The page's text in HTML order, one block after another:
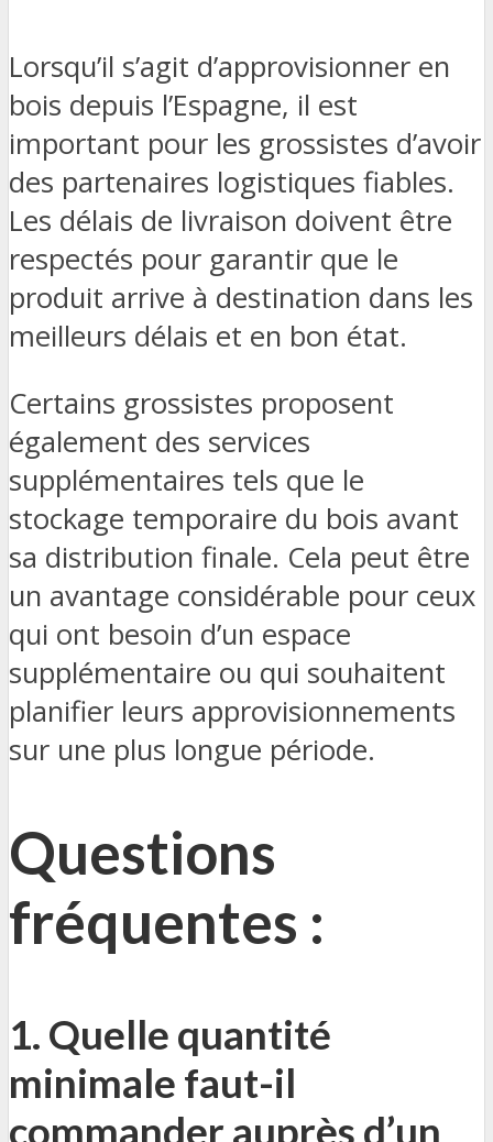
Lorsqu’il s’agit d’approvisionner en
bois depuis l’Espagne, il est
important pour les grossistes d’avoir
des partenaires logistiques fiables.
Les délais de livraison doivent être
respectés pour garantir que le
produit arrive à destination dans les
meilleurs délais et en bon état.
Certains grossistes proposent
également des services
supplémentaires tels que le
stockage temporaire du bois avant
sa distribution finale. Cela peut être
un avantage considérable pour ceux
qui ont besoin d’un espace
supplémentaire ou qui souhaitent
planifier leurs approvisionnements
sur une plus longue période.
Questions
fréquentes :
1. Quelle quantité
minimale faut-il
commander auprès d’un